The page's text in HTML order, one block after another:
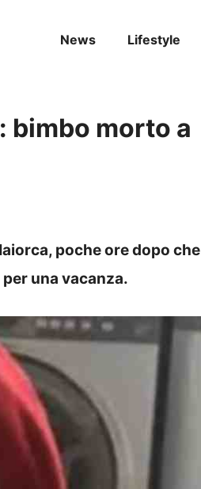
News Lifestyle
bimbo morto a
poche ore dopo che
una vacanza.